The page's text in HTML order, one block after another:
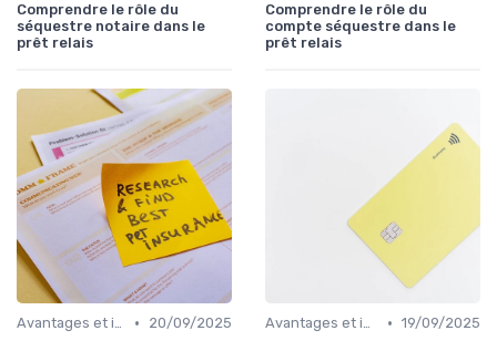
Comprendre le rôle du
séquestre notaire dans le
prêt relais
Comprendre le rôle du
compte séquestre dans le
prêt relais
Avantages et inconvénients •
20/09/2025
Avantages et inconvénients • 19/09/2025